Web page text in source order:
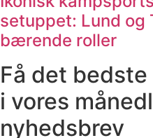
setuppet: Lund og
bærende roller
Få det
i vores
nyhedsbrev